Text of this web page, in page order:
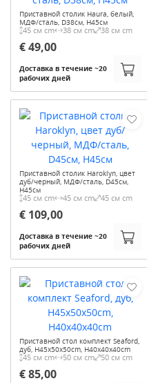
Приставной столик Haura, белый,
МДФ/сталь, D38см, H45см
45 см cm 38 см cm 38 см cm
€ 49,00
Доставка в течение ~20
рабочих дней
Приставной столик Haroklyn, цвет
дуб/черный, МДФ/сталь, D45см,
H45см
45 см cm 45 см cm 45 см cm
€ 109,00
Доставка в течение ~20
рабочих дней
Приставной стол комплект Seaford,
дуб, H45x50x50cm, H40x40x40cm
45 см cm 50 см cm 50 см cm
€ 85,00